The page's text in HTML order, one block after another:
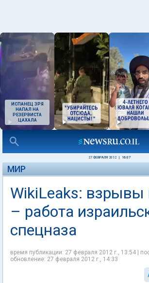
ИСПАНЕЦ ЗРЯ
НАПАЛ НА
РЕЗЕРВИСТА
ЦАХАЛА
27 ФЕВРАЛЯ 2012 16:07
МИР
WikiLeaks: взрывы
– работа
спецназа
время публикации: 27 февраля 2012 г., 13:54 |
обновление: 27 февраля 2012 г., 14:33